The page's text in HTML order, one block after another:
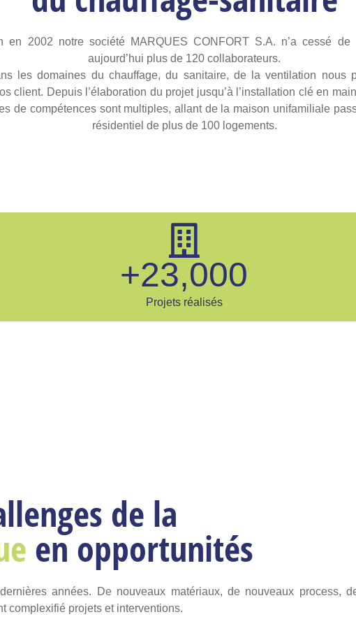
en 2002 notre société MARQUES CONFORT S.A. n’a cessé de
aujourd’hui plus de 120 collaborateurs.
les domaines du chauffage, du sanitaire, de la ventilation nous
client. Depuis l’élaboration du projet jusqu’à l’installation clé en
de compétences sont multiples, allant de la maison unifamiliale
résidentiel de plus de 100 logements.
Projets réalisés
+23,000
de la
en opportunités
années. De nouveaux matériaux, de nouveaux process,
complexifié projets et interventions.